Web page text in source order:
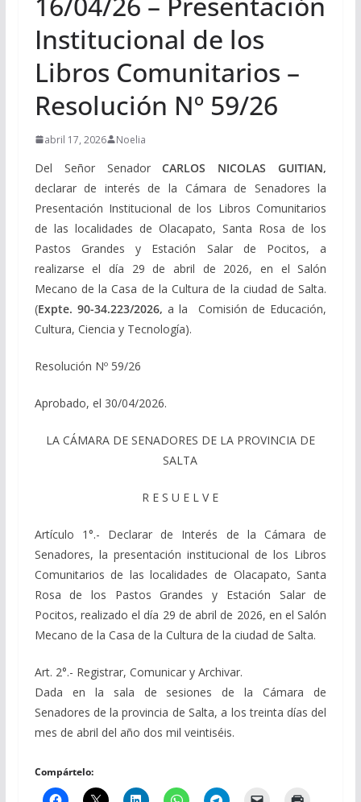
Institucional de los
Libros Comunitarios –
Resolución Nº 59/26
abril 17, 2026 Noelia
Del Señor SenadorCARLOS NICOLAS GUITIAN,
declarar de interés de la Cámara de Senadores la
Presentación Institucional de los Libros Comunitarios
de las localidades de Olacapato, Santa Rosa de los
Pastos Grandes y Estación Salar de Pocitos, a
realizarse el día 29 de abril de 2026, en el Salón
Mecano de la Casa de la Cultura de la ciudad de Salta.
(Expte. 90-34.223/2026,a la Comisión de Educación,
Cultura, Ciencia y Tecnología).
Resolución Nº 59/26
Aprobado, el 30/04/2026.
LA CÁMARA DE SENADORES DE LA PROVINCIA DE
SALTA
R E S U E L V E
Artículo 1°.- Declarar de Interés de la Cámara de
Senadores, la presentación institucional de los Libros
Comunitarios de las localidades de Olacapato, Santa
Rosa de los Pastos Grandes y Estación Salar de
Pocitos, realizado el día 29 de abril de 2026, en el Salón
Mecano de la Casa de la Cultura de la ciudad de Salta.
Art. 2°.- Registrar, Comunicar y Archivar.
Dada en la sala de sesiones de la Cámara de
Senadores de la provincia de Salta, a los treinta días del
mes de abril del año dos mil veintiséis.
Compártelo: